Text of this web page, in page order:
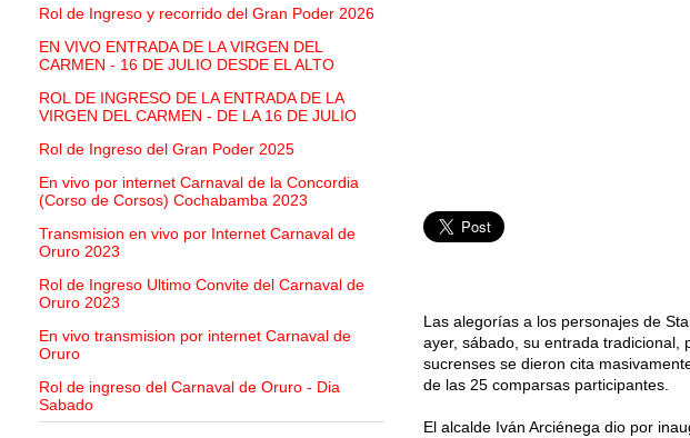
Las alegorías a los personajes de
ayer, sábado, su entrada tradicional,
sucrenses se dieron cita
de las 25 comparsas participantes.
El alcalde Iván Arciénega dio por
Rol de Ingreso y recorrido del Gran Poder 2026
EN VIVO ENTRADA DE LA VIRGEN DEL
CARMEN - 16 DE JULIO DESDE EL ALTO
ROL DE INGRESO DE LA ENTRADA DE LA
VIRGEN DEL CARMEN - DE LA 16 DE JULIO
Rol de Ingreso del Gran Poder 2025
En vivo por internet Carnaval de la Concordia
(Corso de Corsos) Cochabamba 2023
Transmision en vivo por Internet Carnaval de
Oruro 2023
Rol de Ingreso Ultimo Convite del Carnaval de
Oruro 2023
En vivo transmision por internet Carnaval de
Oruro
Rol de ingreso del Carnaval de Oruro - Dia
Sabado